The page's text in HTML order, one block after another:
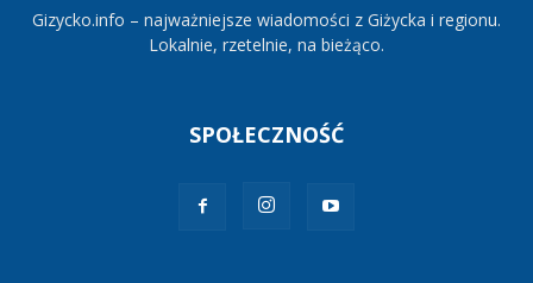
Gizycko.info – najważniejsze wiadomości z Giżycka i regionu.
Lokalnie, rzetelnie, na bieżąco.
SPOŁECZNOŚĆ